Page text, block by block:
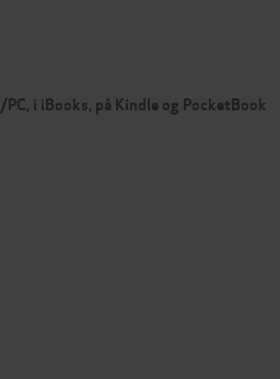
i iBooks, på Kindle og PocketBook